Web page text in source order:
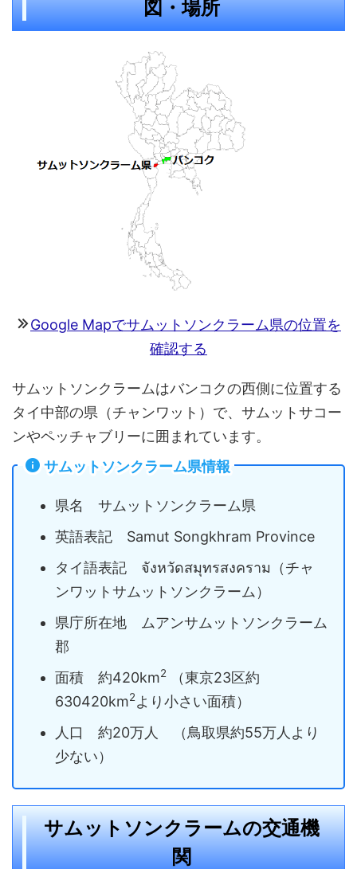
図・場所
Google Mapでサムットソンクラーム県の位置を
確認する
サムットソンクラームはバンコクの西側に位置する
タイ中部の県（チャンワット）で、サムットサコー
ンやペッチャブリーに囲まれています。
サムットソンクラーム県情報
県名 サムットソンクラーム県
英語表記 Samut Songkhram Province
タイ語表記 จังหวัดสมุทรสงคราม（チャ
ンワットサムットソンクラーム）
県庁所在地 ムアンサムットソンクラーム
郡
面積 約420km2
（東京23区約
630420km2より小さい面積）
人口 約20万人 （鳥取県約55万人より
少ない）
サムットソンクラームの交通機
関